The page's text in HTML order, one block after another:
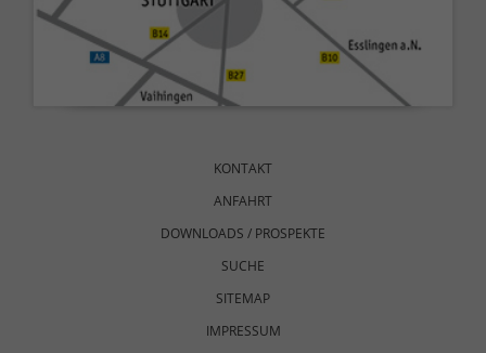
KONTAKT
ANFAHRT
DOWNLOADS / PROSPEKTE
SUCHE
SITEMAP
IMPRESSUM